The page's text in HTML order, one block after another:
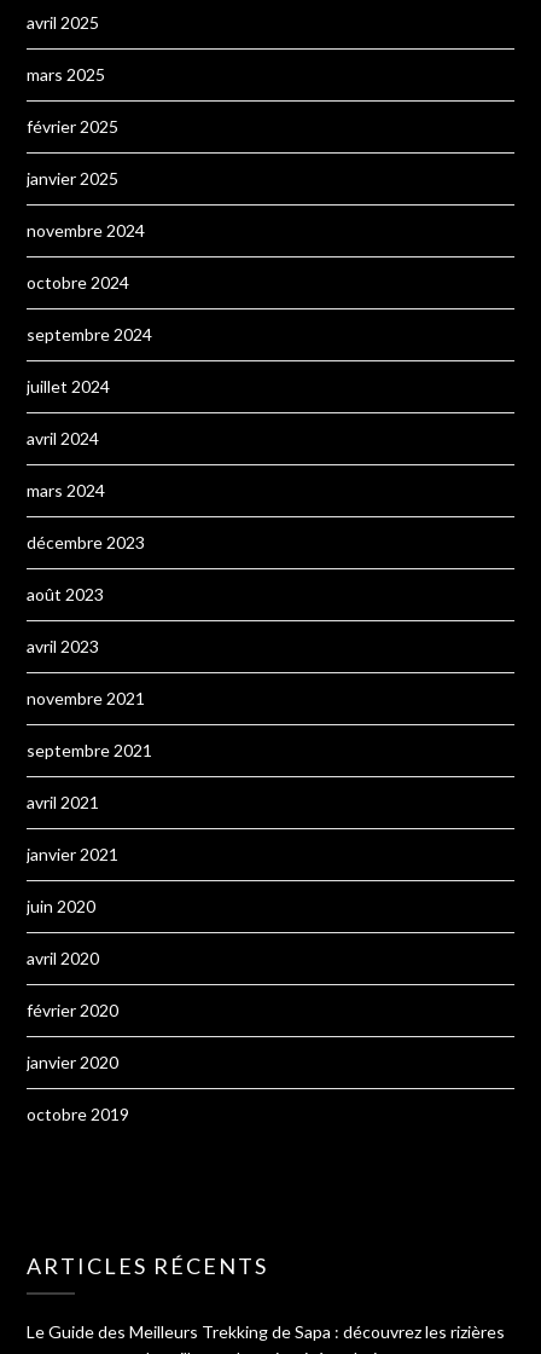
avril 2025
mars 2025
février 2025
janvier 2025
novembre 2024
octobre 2024
septembre 2024
juillet 2024
avril 2024
mars 2024
décembre 2023
août 2023
avril 2023
novembre 2021
septembre 2021
avril 2021
janvier 2021
juin 2020
avril 2020
février 2020
janvier 2020
octobre 2019
ARTICLES RÉCENTS
Le Guide des Meilleurs Trekking de Sapa : découvrez les rizières